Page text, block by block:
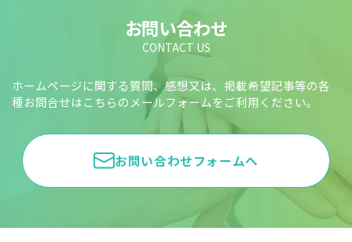
お問い合わせ
CONTACT US
ホームページに関する質問、感想又は、掲載希望記事等の各
種お問合せはこちらのメールフォームをご利用ください。
お問い合わせフォームへ